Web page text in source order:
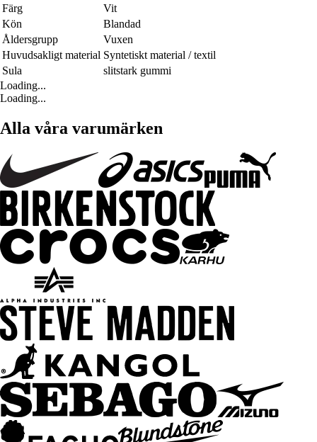
Färg
Vit
Kön
Blandad
Åldersgrupp
Vuxen
Huvudsakligt material Syntetiskt material / textil
Sula
slitstark gummi
Loading...
Loading...
Alla våra varumärken